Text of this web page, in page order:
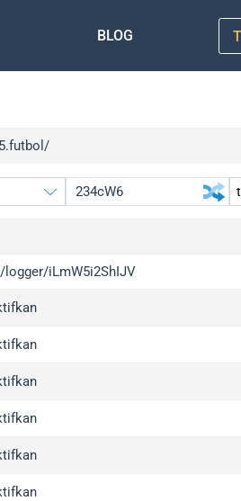
BLOG
iLmW5i2ShIJV